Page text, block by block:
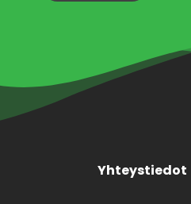
Yhteystiedot